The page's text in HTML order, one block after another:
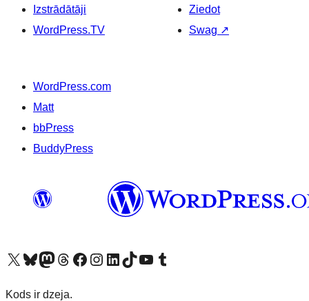
Izstrādātāji
WordPress.TV
Ziedot
Swag ↗
WordPress.com
Matt
bbPress
BuddyPress
Apmeklējiet mūsu X (agrāk Twitter) kontu
Apmeklējiet mūsu Bluesky kontu
Apmeklējiet mūsu Mastodon kontu
Apmeklējiet mūsu Threads kontu
Apmeklējiet mūsu Facebook lapuApmeklējiet mūsu Instagram kontu
Apmeklējiet mūsu LinkedIn kontu
Apmeklējiet mūsu TikTok kontu
Apmeklējiet mūsu YouTube kanālu
Apmeklējiet mūsu Tumblr kontu
Kods ir dzeja.